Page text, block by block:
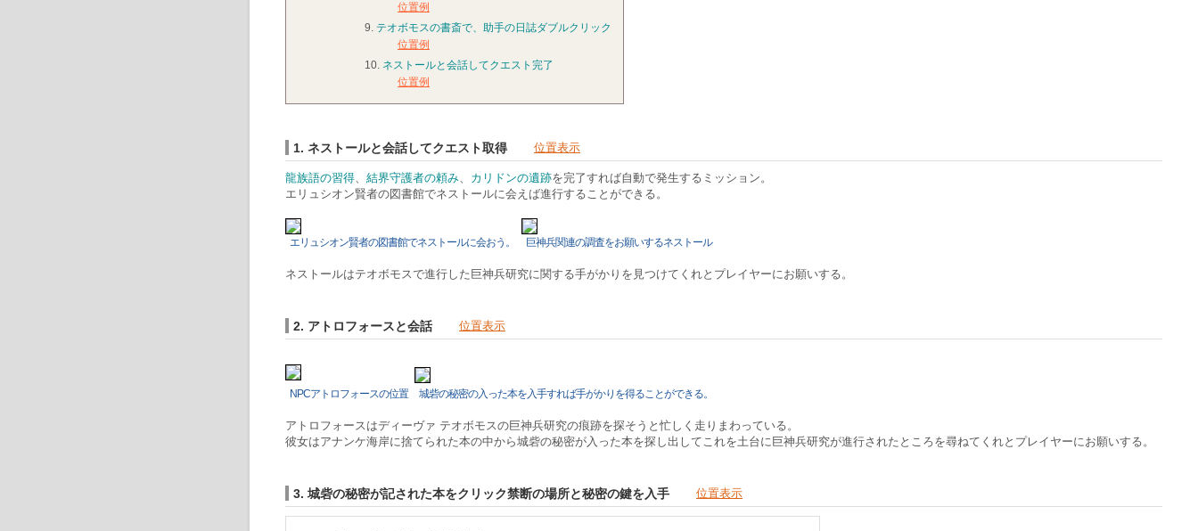
位置例
9. テオボモスの書斎で、助手の日誌ダブルクリック
位置例
10. ネストールと会話してクエスト完了
位置例
1. ネストールと会話してクエスト取得 位置表示
龍族語の習得、 結界守護者の頼み、 カリドンの遺跡を完了すれば自動で発生するミッション。
エリュシオン賢者の図書館でネストールに会えば進行することができる。
エリュシオン賢者の図書館でネストールに会おう。 巨神兵関連の調査をお願いするネストール
ネストールはテオボモスで進行した巨神兵研究に関する手がかりを見つけてくれとプレイヤーにお願いする。
2. アトロフォースと会話 位置表示
NPCアトロフォースの位置 城砦の秘密の入った本を入手すれば手がかりを得ることができる。
アトロフォースはディーヴァ テオボモスの巨神兵研究の痕跡を探そうと忙しく走りまわっている。
彼女はアナンケ海岸に捨てられた本の中から城砦の秘密が入った本を探し出してこれを土台に巨神兵研究が進行されたところを尋ねてくれとプレイヤーにお願いする。
3. 城砦の秘密が記された本をクリック禁断の場所と秘密の鍵を入手 位置表示